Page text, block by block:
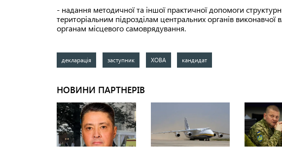
- надання методичної та іншої практичної допомоги
територіальним підрозділам центральних органів виконавчої
органам місцевого самоврядування.
декларація заступник ХОВА кандидат